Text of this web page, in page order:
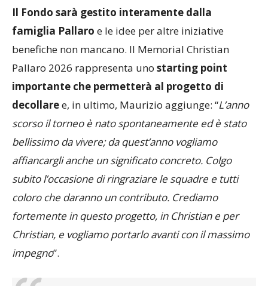
famiglia Pallaroe le idee per altre iniziative
benefiche non mancano. Il Memorial Christian
Pallaro 2026 rappresenta unostarting point
importante che permetterà al progetto di
decollaree, in ultimo, Maurizio aggiunge: “L’anno
scorso il torneo è nato spontaneamente ed è stato
bellissimo da vivere; da quest’anno vogliamo
affiancargli anche un significato concreto. Colgo
subito l’occasione di ringraziare le squadre e tutti
coloro che daranno un contributo. Crediamo
fortemente in questo progetto, in Christian e per
Christian, e vogliamo portarlo avanti con il massimo
impegno”.